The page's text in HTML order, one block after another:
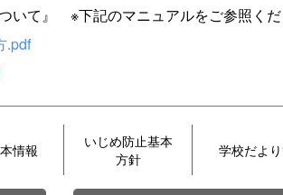
いて』 ※下記のマニュアルをご参照くだ
.pdf
情報
いじめ防止基本
方針
学校だよ